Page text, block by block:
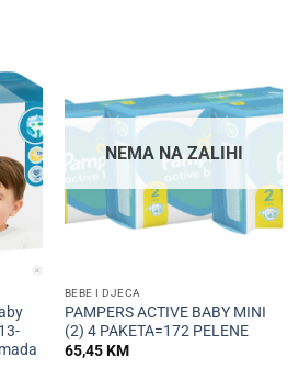
NEMA NA ZALIHI
BEBE I DJECA
PAMPERS ACTIVE BABY MINI
(2) 4 PAKETA=172 PELENE
65,45KM